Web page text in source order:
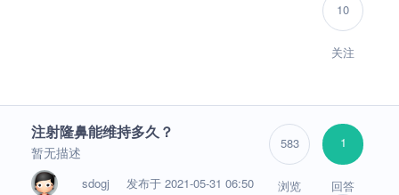
10
关注
注射隆鼻能维持多久？
暂无描述
sdogj 发布于 2021-05-31 06:50
583
浏览
1
回答